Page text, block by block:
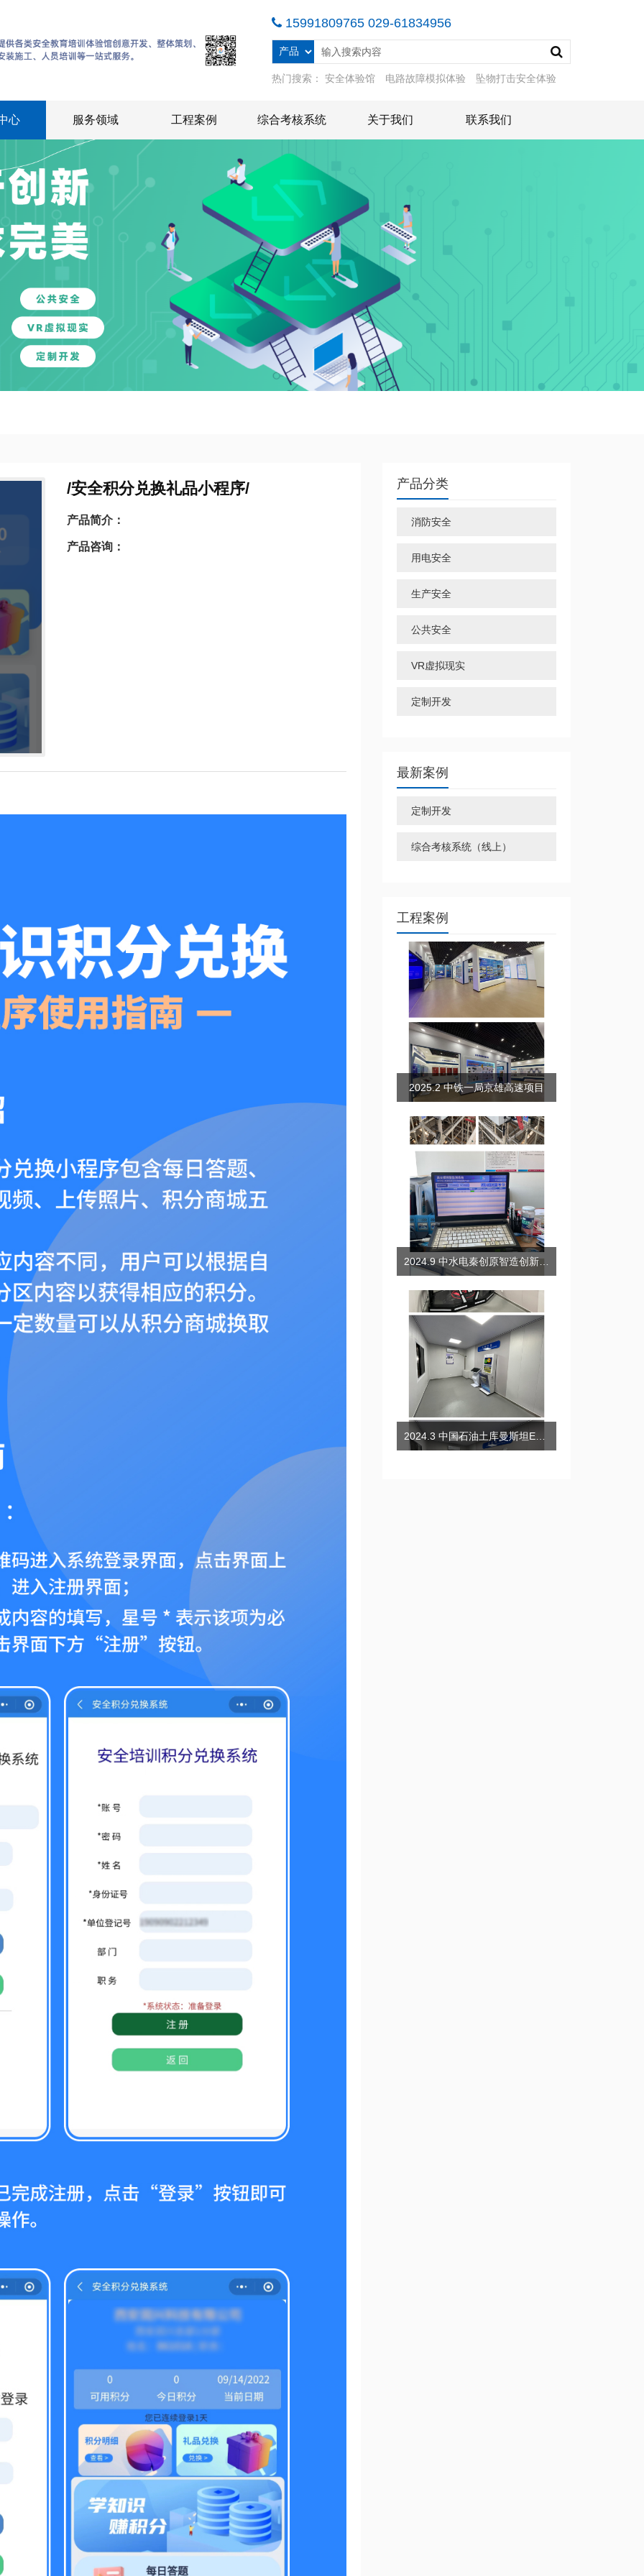
15991809765 029-61834956
热门搜索： 安全体验馆 电路故障模拟体验 坠物打击安全体验
心 服务领域 工程案例 综合考核系统 关于我们 联系我们
/安全积分兑换礼品小程序/
产品简介：
产品咨询：
产品分类
消防安全
用电安全
生产安全
公共安全
VR虚拟现实
定制开发
最新案例
定制开发
综合考核系统（线上）
工程案例
2025.2 中铁一局京雄高速项目
2024.9 中水电秦创原智造创新产业园高支模智能监测项目
2024.3 中国石油土库曼斯坦EPCC项目安全体验培训小屋